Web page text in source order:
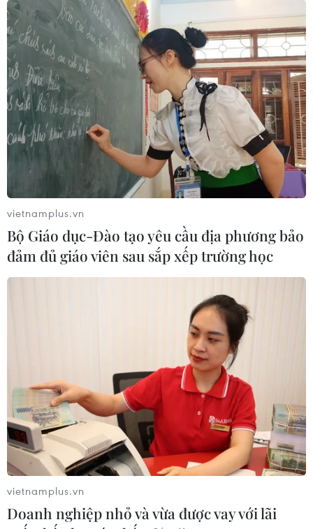
TIN LIÊN QUAN
PGS.TS Bùi Thị An: Tuổi tác không giới
PGS.TS Bùi Thị An–Chủ tịch Hội Nữ trí thức Hà Nội, đại
biểu cao tuổi nhất tham dự Đại hội XIV phụ nữ toàn
quốc, đã có những chia sẻ đầy tâm huyết về hành trình
cống hiến không mỏi mệt và những kỳ vọng đổi mới
trong nhiệm kỳ mới.
vietnamplus.vn
Bộ Giáo dục-Đào tạo yêu cầu địa phương bảo
đảm đủ giáo viên sau sắp xếp trường học
vietnamplus.vn
Doanh nghiệp nhỏ và vừa được vay với lãi